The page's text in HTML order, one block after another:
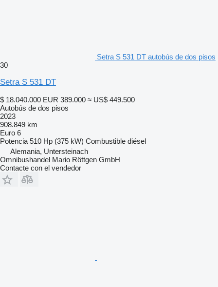
Setra S 531 DT autobús de dos pisos
30
Setra S 531 DT
$ 18.040.000 EUR 389.000 ≈ US$ 449.500
Autobús de dos pisos
2023
908.849 km
Euro 6
Potencia 510 Hp (375 kW) Combustible diésel
Alemania, Untersteinach
Omnibushandel Mario Röttgen GmbH
Contacte con el vendedor